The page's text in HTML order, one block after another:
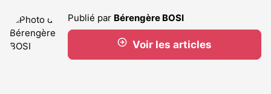
Publié par Bérengère BOSI
Voir les articles